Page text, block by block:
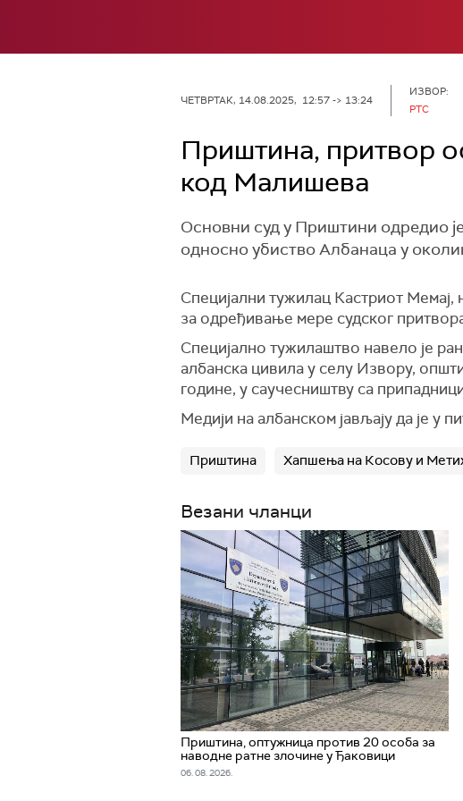
ЧЕТВРТАК, 14.08.2025, 12:57 -> 13:24
ИЗВОР:
РТС
Приштина, притвор
код Малишева
Основни суд у Приштини одредио
односно убиство Албанаца у
Специјални тужилац Кастриот Мемај,
за одређивање мере судског
Специјално тужилаштво навело је
албанска цивила у селу Извору,
године, у саучесништву са
Медији на албанском јављају да је у
Приштина Хапшења на Косову и
Везани чланци
Приштина, оптужница против 20 особа за
наводне ратне злочине у Ђаковици
06. 08. 2026.